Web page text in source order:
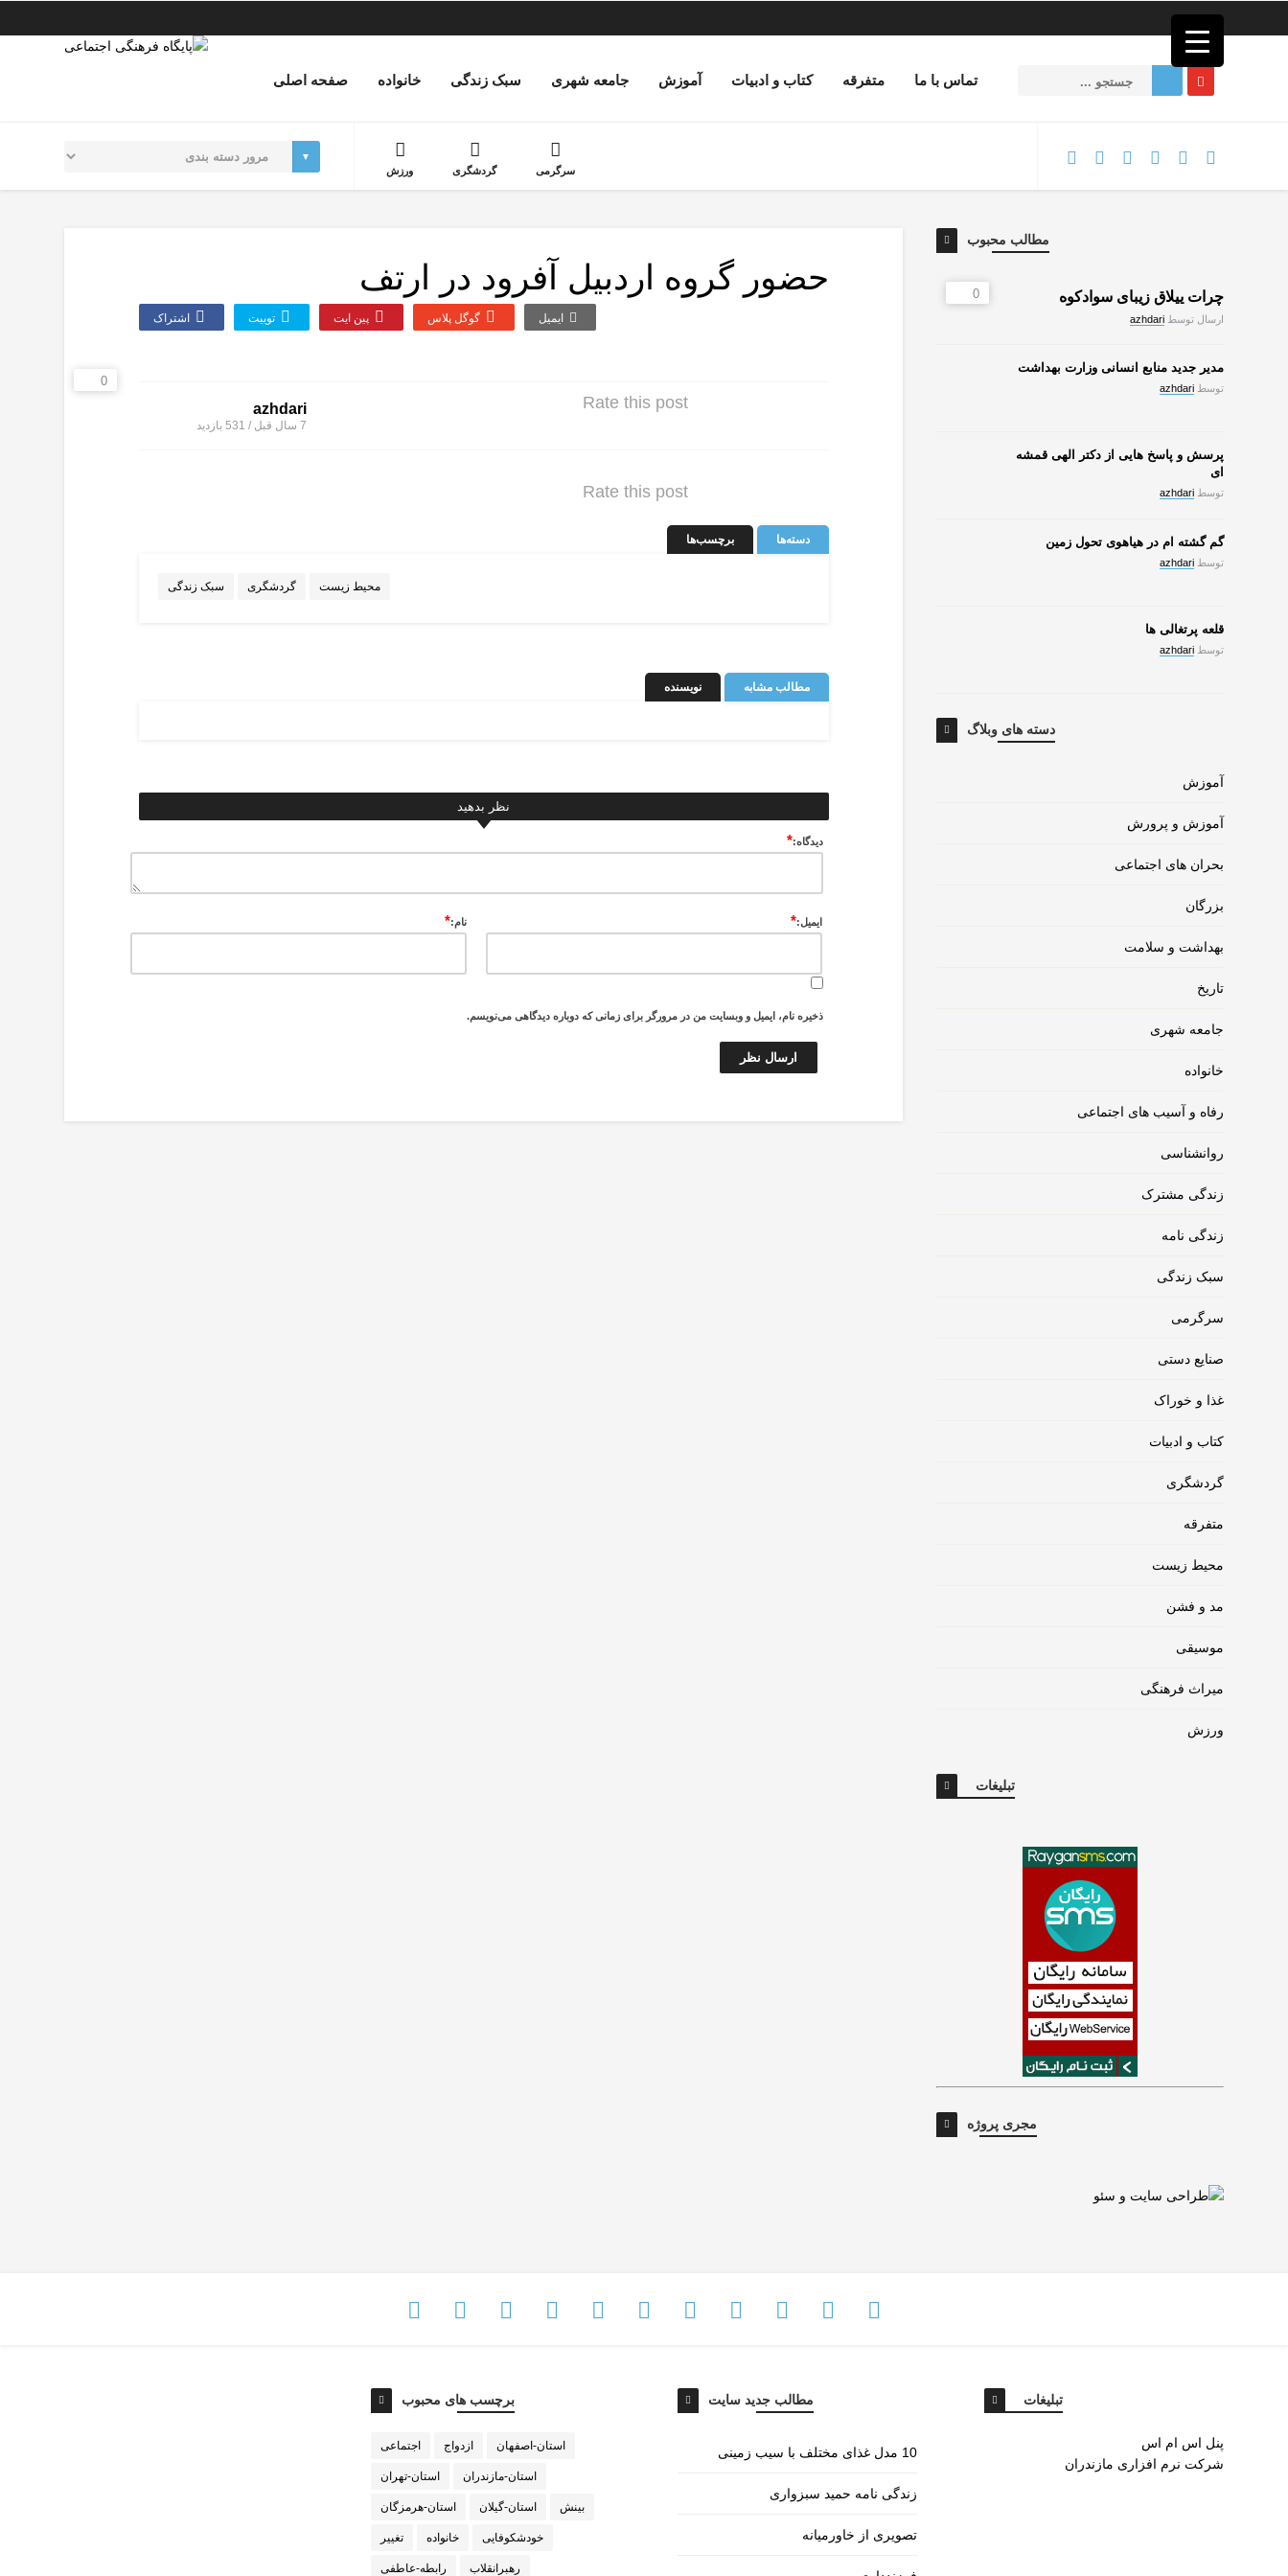
صفحه اصلی خانواده سبک زندگی جامعه شهری آموزش کتاب و ادبیات متفرقه تماس با ما
ورزش گردشگری سرگرمی
حضور گروه اردبیل آفرود در ارتف
اشتراک توییت پین ایت گوگل‌ پلاس ایمیل
0
azhdari
7 سال قبل / 531 بازدید
Rate this post
Rate this post
دسته‌ها برچسب‌ها
سبک زندگی گردشگری محیط زیست
مطالب مشابه نویسنده
نظر بدهید
ديدگاه:*
نام:* ایمیل:*
ذخیره نام، ایمیل و وبسایت من در مرورگر برای زمانی که دوباره دیدگاهی می‌نویسم.
مطالب محبوب
0 چرات ییلاق زیبای سوادکوه
ارسال توسط azhdari
مدیر جدید منابع انسانی وزارت بهداشت
توسط azhdari
پرسش و پاسخ هایی از دکتر الهی قمشه
ای
توسط azhdari
گم گشته ام در هیاهوی تحول زمین
توسط azhdari
قلعه پرتغالی ها
توسط azhdari
دسته های وبلاگ
آموزش
آموزش و پرورش
بحران های اجتماعی
بزرگان
بهداشت و سلامت
تاریخ
جامعه شهری
خانواده
رفاه و آسیب های اجتماعی
روانشناسی
زندگی مشترک
زندگی نامه
سبک زندگی
سرگرمی
صنایع دستی
غذا و خوراک
کتاب و ادبیات
گردشگری
متفرقه
محیط زیست
مد و فشن
موسیقی
میراث فرهنگی
ورزش
تبلیغات
مجری پروژه
برچسب های محبوب
اجتماعی ازدواج استان-اصفهان
استان-تهران استان-مازندران
استان-هرمزگان استان-گیلان بینش
تغییر خانواده خودشکوفایی
رابطه-عاطفی رهبرانقلاب
مطالب جدید سایت
10 مدل غذای مختلف با سیب زمینی
زندگی نامه حمید سبزواری
تصویری از خاورمیانه
تبلیغات
پنل اس ام اس
شرکت نرم افزاری مازندران